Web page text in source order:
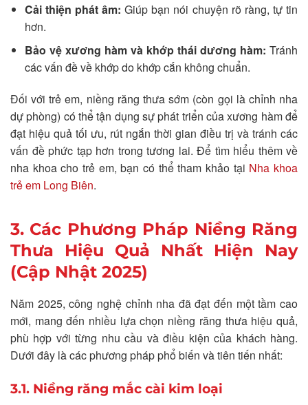
Cải thiện phát âm: Giúp bạn nói chuyện rõ ràng, tự tin
hơn.
Bảo vệ xương hàm và khớp thái dương hàm: Tránh
các vấn đề về khớp do khớp cắn không chuẩn.
Đối với trẻ em, niềng răng thưa sớm (còn gọi là chỉnh nha
dự phòng) có thể tận dụng sự phát triển của xương hàm để
đạt hiệu quả tối ưu, rút ngắn thời gian điều trị và tránh các
vấn đề phức tạp hơn trong tương lai. Để tìm hiểu thêm về
nha khoa cho trẻ em, bạn có thể tham khảo tại Nha khoa
trẻ em Long Biên.
3. Các Phương Pháp Niềng Răng
Thưa Hiệu Quả Nhất Hiện Nay
(Cập Nhật 2025)
Năm 2025, công nghệ chỉnh nha đã đạt đến một tầm cao
mới, mang đến nhiều lựa chọn niềng răng thưa hiệu quả,
phù hợp với từng nhu cầu và điều kiện của khách hàng.
Dưới đây là các phương pháp phổ biến và tiên tiến nhất:
3.1. Niềng răng mắc cài kim loại